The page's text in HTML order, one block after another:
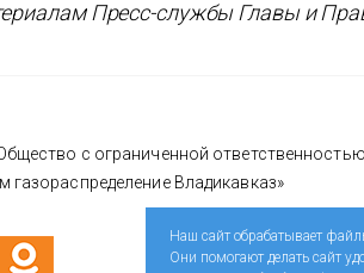
Пресс-службы Главы и
с ограниченной ответственностью
газораспределение Владикавказ»
Наш сайт обрабатывает
Они помогают делать сайт